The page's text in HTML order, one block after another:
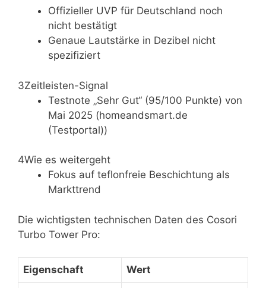
Offizieller UVP für Deutschland noch
nicht bestätigt
Genaue Lautstärke in Dezibel nicht
spezifiziert
3Zeitleisten-Signal
Testnote „Sehr Gut“ (95/100 Punkte) von
Mai 2025 (homeandsmart.de
(Testportal))
4Wie es weitergeht
Fokus auf teflonfreie Beschichtung als
Markttrend
Die wichtigsten technischen Daten des Cosori
Turbo Tower Pro:
Eigenschaft Wert